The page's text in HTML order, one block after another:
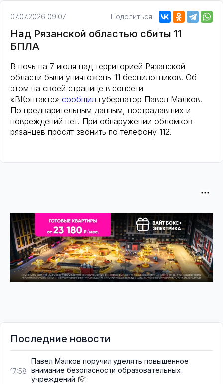
07.07.2026 09:07 Поделиться:
Над Рязанской областью сбиты 11
БПЛА
В ночь на 7 июля над территорией Рязанской
области были уничтожены 11 беспилотников. Об
этом на своей странице в соцсети
«ВКонтакте» сообщил губернатор Павел Малков.
По предварительным данным, пострадавших и
повреждений нет. При обнаружении обломков
рязанцев просят звонить по телефону 112.
Последние новости
17:58
Павел Малков поручил уделять повышенное
внимание безопасности образовательных
учреждений